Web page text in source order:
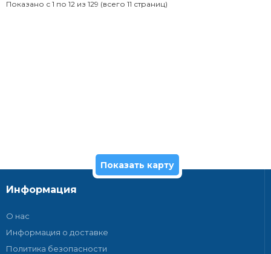
Показано с 1 по 12 из 129 (всего 11 страниц)
Показать карту
Информация
О нас
Информация о доставке
Политика безопасности